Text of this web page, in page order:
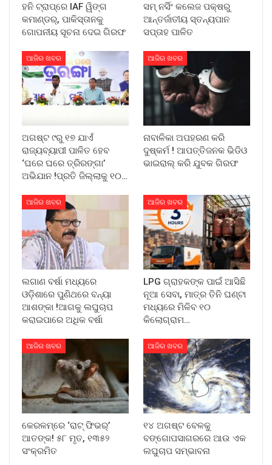
ହନି ଟ୍ରାପ୍‌ରେ IAF ୱିଙ୍ଗ
କମାଣ୍ଡର୍, ପାକିସ୍ତାନକୁ
ଗୋପନୀୟ ସୂଚନା ଦେଇ ଗିରଫ
ସମ୍ ନର୍ସିଂ କଲେଜ ପକ୍ଷରୁ
ଆନ୍ତର୍ଜାତୀୟ ସ୍ତନ୍ୟପାନ
ସପ୍ତାହ ପାଳିତ
ଆଜିର ଖବର
ଅଗଷ୍ଟ ୯ରୁ ୧୭ ଯାଏଁ
ରାଜ୍ୟବ୍ୟାପୀ ପାଳିତ ହେବ
‘ଘରେ ଘରେ ତ୍ରିରଙ୍ଗା’
ଅଭିଯାନ !ପ୍ରତି ଜିଲ୍ଲାକୁ ୧୦…
ଆଜିର ଖବର
ନାବାଳିକା ଅପହରଣ କରି
ଦୁଷ୍କର୍ମ ! ଆପତ୍ତିଜନକ ଭିଡିଓ
ଭାଇରାଲ୍ କରି ଯୁବକ ଗିରଫ
ଆଜିର ଖବର
ଲଗାଣ ବର୍ଷା ମଧ୍ୟରେ
ଓଡ଼ିଶାରେ ପୁଣିଥରେ ବନ୍ୟା
ଆଶଙ୍କା !ଆଗକୁ ଲଘୁଚାପ
କରାଇପାରେ ଅଧିକ ବର୍ଷା
ଆଜିର ଖବର
LPG ଗ୍ରାହକଙ୍କ ପାଇଁ ଆସିଛି
ନୂଆ ସେବା, ମାତ୍ର ତିନି ଘଣ୍ଟା
ମଧ୍ୟରେ ମିଳିବ ୧୦
କିଲୋଗ୍ରାମ…
ଆଜିର ଖବର
କେରଳମ୍‌ରେ ‘ରାଟ୍ ଫିଭର୍’
ଆତଙ୍କ! ୫୮ ମୃତ, ୧୩୫୨
ସଂକ୍ରମିତ
ଆଜିର ଖବର
୧୪ ଅଗଷ୍ଟ ବେଳକୁ
ବଙ୍ଗୋପସାଗରରେ ଆଉ ଏକ
ଲଘୁଚାପ ସମ୍ଭାବନା